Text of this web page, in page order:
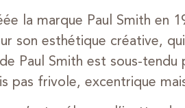
la marque Paul Smith en
son esthétique créative,
Paul Smith est sous-tendu
pas frivole, excentrique